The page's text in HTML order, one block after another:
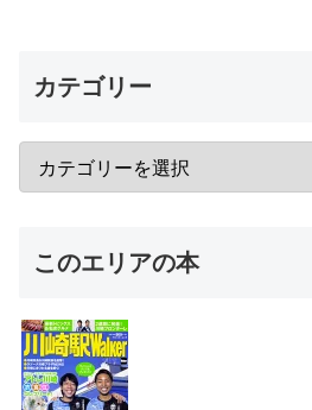
カテゴリー
このエリアの本